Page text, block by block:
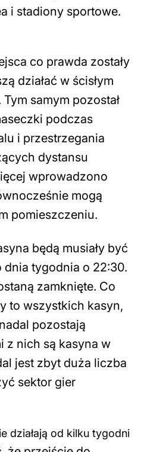
i stadiony sportowe.
co prawda zostały
działać w ścisłym
samym pozostał
podczas
i przestrzegania
dystansu
wprowadzono
mogą
pomieszczeniu.
będą musiały być
dnia tygodnia o 22:30.
zamknięte. Co
to wszystkich kasyn,
pozostają
z nich są kasyna w
jest zbyt duża liczba
sektor gier
działają od kilku tygodni